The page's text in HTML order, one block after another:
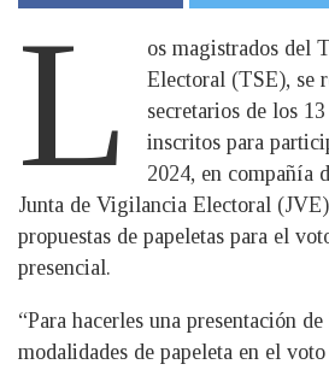
L
os magistrados del
Electoral (TSE), se
secretarios de los
inscritos para
2024, en compañía
Junta de Vigilancia Electoral
propuestas de papeletas para el
presencial.
“Para hacerles una presentación
modalidades de papeleta en el